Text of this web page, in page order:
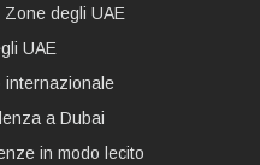
degli UAE
UAE
internazionale
a Dubai
in modo lecito